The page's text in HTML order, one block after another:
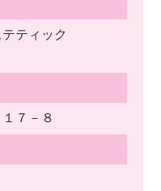
ティック
７－８